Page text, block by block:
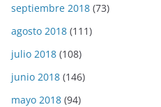
septiembre 2018 (73)
agosto 2018 (111)
julio 2018 (108)
junio 2018 (146)
mayo 2018 (94)